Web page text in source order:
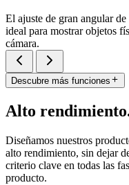
El ajuste de gran angular
ideal para mostrar objetos
cámara.
Descubre más funciones
Alto
Diseñamos nuestros
alto rendimiento, sin dejar
criterio clave en todas las
producto.